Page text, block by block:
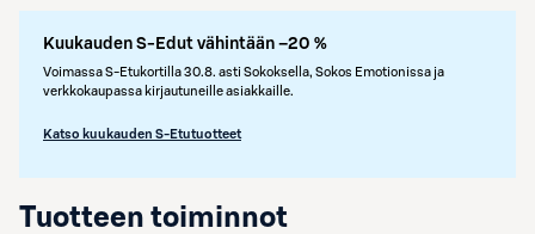
Kuukauden S-Edut vähintään –20 %
Voimassa S-Etukortilla 30.8. asti Sokoksella, Sokos Emotionissa ja
verkkokaupassa kirjautuneille asiakkaille.
Katso kuukauden S-Etutuotteet
Tuotteen toiminnot